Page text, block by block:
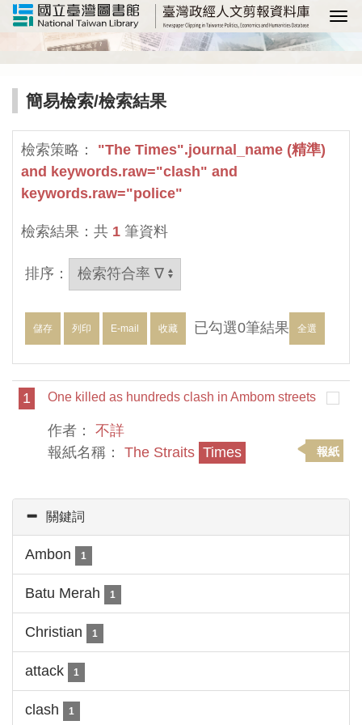
選
簡易檢索/檢索結果
檢索策略：
"The Times".journal_name (精準)
and keywords.raw="clash" and
keywords.raw="police"
檢索結果：共 1 筆資料
排序：
儲存 列印 E-mail 收藏 已勾選0筆結果 全選
1 One killed as hundreds clash in Ambom streets
作者： 不詳
報紙名稱： The Straits Times 報紙
關鍵詞
Ambon 1
Batu Merah 1
Christian 1
attack 1
clash 1